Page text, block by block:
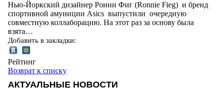
Нью-Йоркский дизайнер Ронни Фиг (Ronnie Fieg) и бренд
спортивной амуниции Asics выпустили очередную
совместную коллаборацию. На этот раз за основу была
взята…
Добавить в закладки:
Рейтинг
Возврат к списку
АКТУАЛЬНЫЕ НОВОСТИ